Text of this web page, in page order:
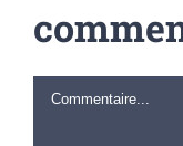
Commentaire